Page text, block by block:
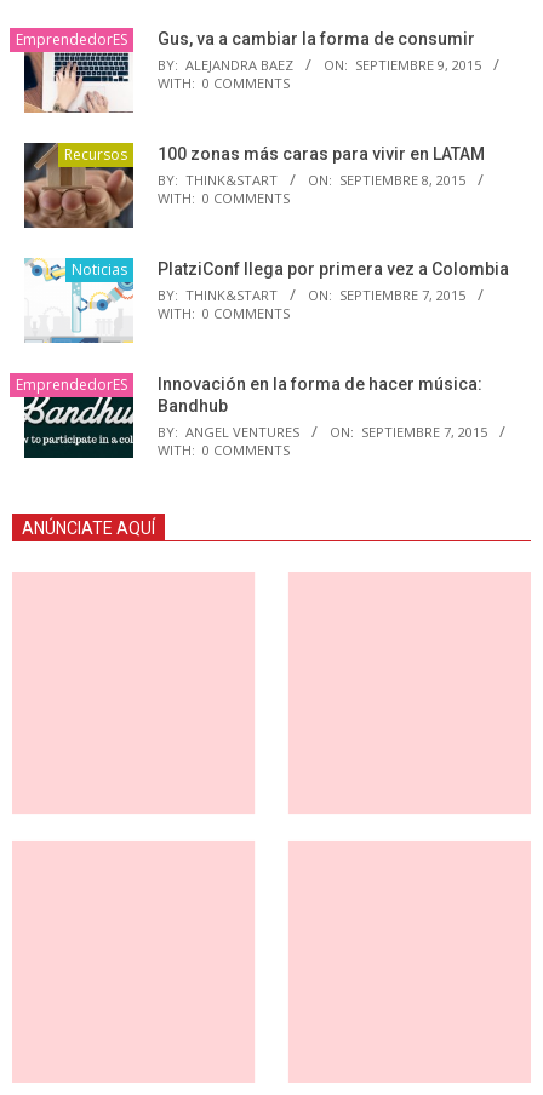
EmprendedorES Gus, va a cambiar la forma de consumir
BY: ALEJANDRA BAEZ ON: SEPTIEMBRE 9, 2015
WITH: 0 COMMENTS
Recursos 100 zonas más caras para vivir en LATAM
BY: THINK&START ON: SEPTIEMBRE 8, 2015
WITH: 0 COMMENTS
Noticias PlatziConf llega por primera vez a Colombia
BY: THINK&START ON: SEPTIEMBRE 7, 2015
WITH: 0 COMMENTS
EmprendedorES
Innovación en la forma de hacer música:
Bandhub
BY: ANGEL VENTURES ON: SEPTIEMBRE 7, 2015
WITH: 0 COMMENTS
ANÚNCIATE AQUÍ